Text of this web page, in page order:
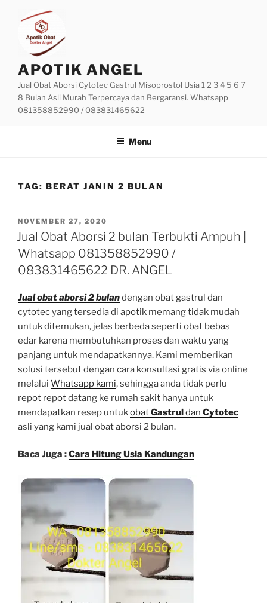
content
APOTIK ANGEL
Jual Obat Aborsi Cytotec Gastrul Misoprostol Usia 1 2 3 4 5 6 7
8 Bulan Asli Murah Terpercaya dan Bergaransi. Whatsapp
081358852990 / 083831465622
Menu
TAG: BERAT JANIN 2 BULAN
POSTED
ON
NOVEMBER 27, 2020
Jual Obat Aborsi 2 bulan Terbukti Ampuh |
Whatsapp 081358852990 /
083831465622 DR. ANGEL
Jual obat aborsi 2 bulandengan obat gastrul dan
cytotec yang tersedia di apotik memang tidak mudah
untuk ditemukan, jelas berbeda seperti obat bebas
edar karena membutuhkan proses dan waktu yang
panjang untuk mendapatkannya. Kami memberikan
solusi tersebut dengan cara konsultasi gratis via online
melalui Whatsapp kami, sehingga anda tidak perlu
repot repot datang ke rumah sakit hanya untuk
mendapatkan resep untukobatGastruldan Cytotec
asli yang kami jual obat aborsi 2 bulan.
Baca Juga :Cara Hitung Usia Kandungan